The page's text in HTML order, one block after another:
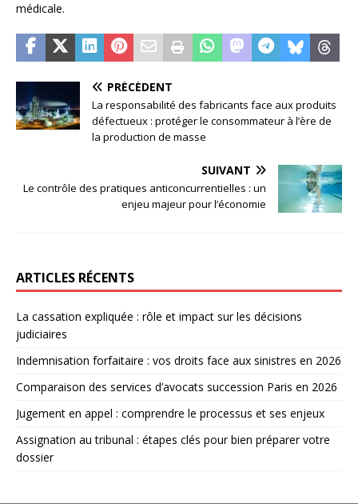
médicale.
PRÉCÉDENT
La responsabilité des fabricants face aux produits
défectueux : protéger le consommateur à l’ère de
la production de masse
SUIVANT
Le contrôle des pratiques anticoncurrentielles : un
enjeu majeur pour l’économie
ARTICLES RÉCENTS
La cassation expliquée : rôle et impact sur les décisions
judiciaires
Indemnisation forfaitaire : vos droits face aux sinistres en 2026
Comparaison des services d’avocats succession Paris en 2026
Jugement en appel : comprendre le processus et ses enjeux
Assignation au tribunal : étapes clés pour bien préparer votre
dossier